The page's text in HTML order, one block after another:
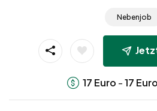
Nebenjob
17 Euro -17 Euro